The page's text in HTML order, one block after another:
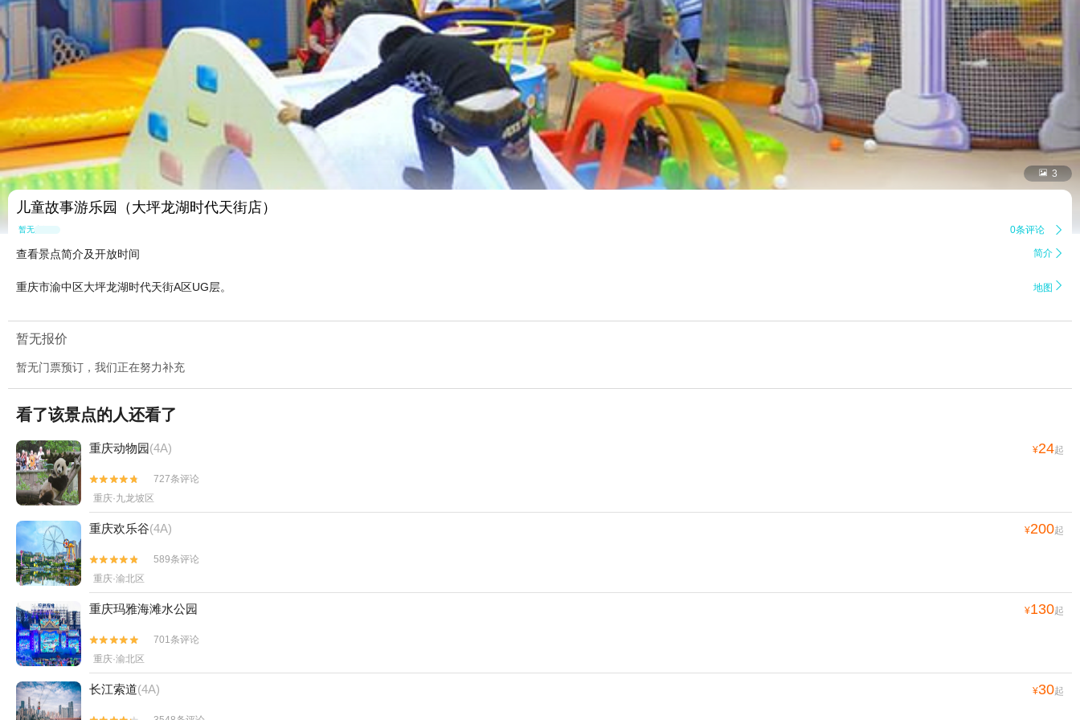
 3
儿童故事游乐园（大坪龙湖时代天街店）
暂无点评 0条评论 
查看景点简介及开放时间 简介 
重庆市渝中区大坪龙湖时代天街A区UG层。 地图 
暂无报价
暂无门票预订，我们正在努力补充
看了该景点的人还看了
重庆动物园(4A) ¥24起


727条评论
重庆·九龙坡区
重庆欢乐谷(4A) ¥200起


589条评论
重庆·渝北区
重庆玛雅海滩水公园 ¥130起


701条评论
重庆·渝北区
长江索道(4A) ¥30起